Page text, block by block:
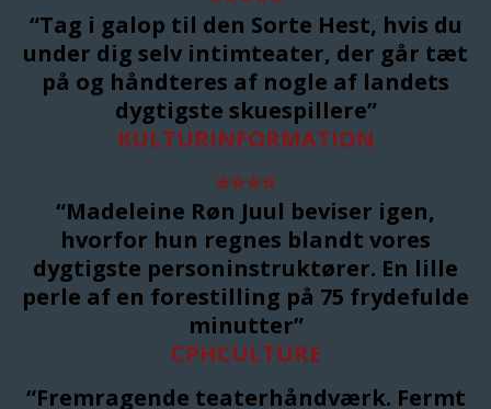
“Tag i galop til den Sorte Hest, hvis du
under dig selv intimteater, der går tæt
på og håndteres af nogle af landets
dygtigste skuespillere”
KULTURINFORMATION
⭐⭐⭐⭐
“Madeleine Røn Juul beviser igen,
hvorfor hun regnes blandt vores
dygtigste personinstruktører. En lille
perle af en forestilling på 75 frydefulde
minutter”
CPHCULTURE
“Fremragende teaterhåndværk. Fermt